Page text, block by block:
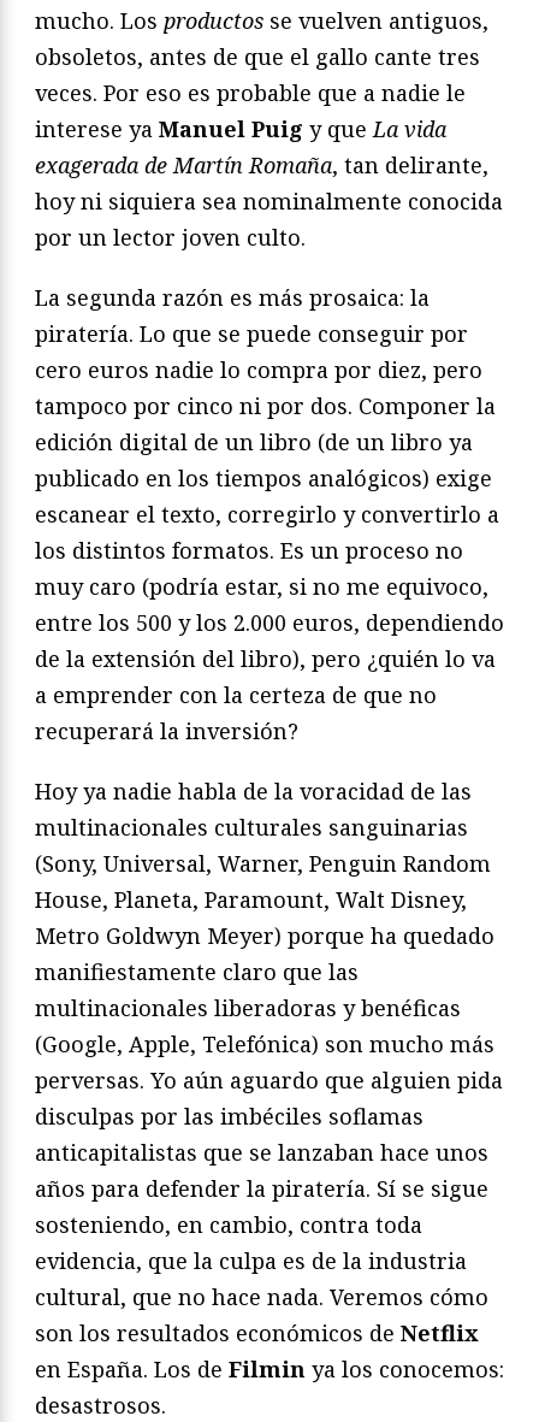
mucho. Los productos se vuelven antiguos,
obsoletos, antes de que el gallo cante tres
veces. Por eso es probable que a nadie le
interese ya Manuel Puig y queLa vida
exagerada de Martín Romaña, tan delirante,
hoy ni siquiera sea nominalmente conocida
por un lector joven culto.
La segunda razón es más prosaica: la
piratería. Lo que se puede conseguir por
cero euros nadie lo compra por diez, pero
tampoco por cinco ni por dos. Componer la
edición digital de un libro (de un libro ya
publicado en los tiempos analógicos) exige
escanear el texto, corregirlo y convertirlo a
los distintos formatos. Es un proceso no
muy caro (podría estar, si no me equivoco,
entre los 500 y los 2.000 euros, dependiendo
de la extensión del libro), pero ¿quién lo va
a emprender con la certeza de que no
recuperará la inversión?
Hoy ya nadie habla de la voracidad de las
multinacionales culturales sanguinarias
(Sony, Universal, Warner, Penguin Random
House, Planeta, Paramount, Walt Disney,
Metro Goldwyn Meyer) porque ha quedado
manifiestamente claro que las
multinacionales liberadoras y benéficas
(Google, Apple, Telefónica) son mucho más
perversas. Yo aún aguardo que alguien pida
disculpas por las imbéciles soflamas
anticapitalistas que se lanzaban hace unos
años para defender la piratería. Sí se sigue
sosteniendo, en cambio, contra toda
evidencia, que la culpa es de la industria
cultural, que no hace nada. Veremos cómo
son los resultados económicos de Netflix
en España. Los de Filmin ya los conocemos:
desastrosos.